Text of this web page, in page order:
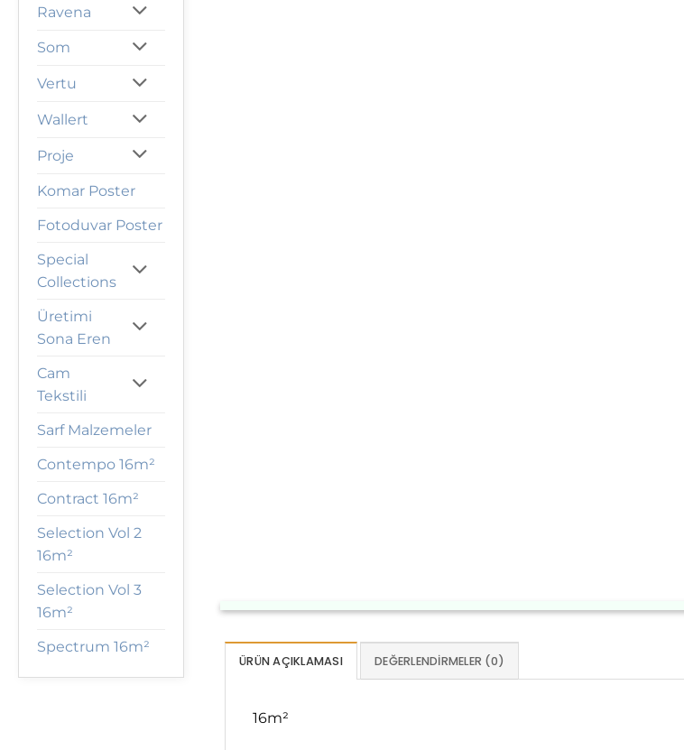
Ravena
Som
Vertu
Wallert
Proje
Komar Poster
Fotoduvar Poster
Special
Collections
Üretimi
Sona Eren
Cam
Tekstili
Sarf Malzemeler
Contempo 16m²
Contract 16m²
Selection Vol 2
16m²
Selection Vol 3
16m²
Spectrum 16m²
ÜRÜN AÇIKLAMASI DEĞERLENDIRMELER (0)
16m²